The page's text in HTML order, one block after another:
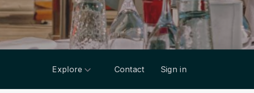
Explore Contact Sign in